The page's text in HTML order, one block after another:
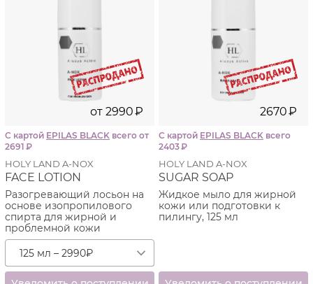
от 2990₽
С картой EPILAS BLACK всего от
2691 ₽
HOLY LAND A-NOX
FACE LOTION
Разогревающий лосьон на
основе изопропилового
спирта для жирной и
проблемной кожи
125 мл – 2990₽
2670₽
С картой EPILAS BLACK всего
2403₽
HOLY LAND A-NOX
SUGAR SOAP
Жидкое мыло для жирной
кожи или подготовки к
пилингу, 125 мл